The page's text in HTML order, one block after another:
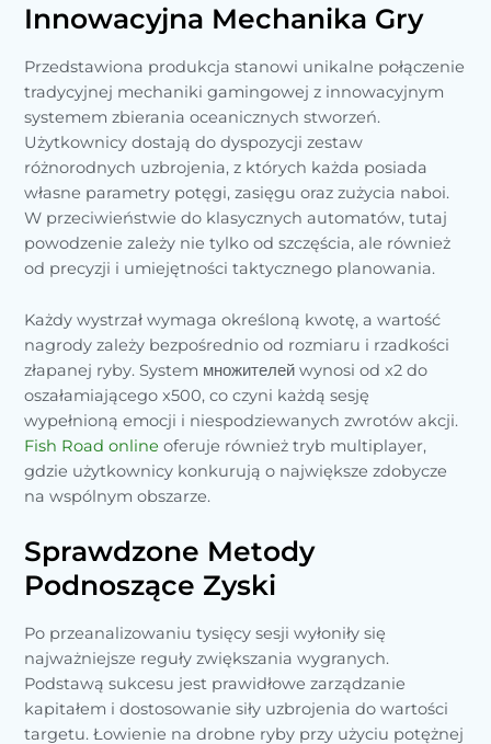
Innowacyjna Mechanika Gry
Przedstawiona produkcja stanowi unikalne połączenie
tradycyjnej mechaniki gamingowej z innowacyjnym
systemem zbierania oceanicznych stworzeń.
Użytkownicy dostają do dyspozycji zestaw
różnorodnych uzbrojenia, z których każda posiada
własne parametry potęgi, zasięgu oraz zużycia naboi.
W przeciwieństwie do klasycznych automatów, tutaj
powodzenie zależy nie tylko od szczęścia, ale również
od precyzji i umiejętności taktycznego planowania.
Każdy wystrzał wymaga określoną kwotę, a wartość
nagrody zależy bezpośrednio od rozmiaru i rzadkości
złapanej ryby. System множителей wynosi od x2 do
oszałamiającego x500, co czyni każdą sesję
wypełnioną emocji i niespodziewanych zwrotów akcji.
Fish Road online oferuje również tryb multiplayer,
gdzie użytkownicy konkurują o największe zdobycze
na wspólnym obszarze.
Sprawdzone Metody
Podnoszące Zyski
Po przeanalizowaniu tysięcy sesji wyłoniły się
najważniejsze reguły zwiększania wygranych.
Podstawą sukcesu jest prawidłowe zarządzanie
kapitałem i dostosowanie siły uzbrojenia do wartości
targetu. Łowienie na drobne ryby przy użyciu potężnej